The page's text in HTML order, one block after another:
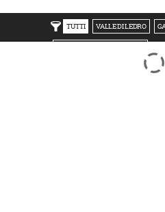
TUTTI VALLE DI LEDRO
ROVERETO M.BALDO V/GRESTA